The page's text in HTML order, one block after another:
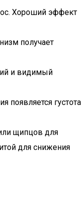
Хороший эффект
получает
и видимый
появляется густота
щипцов для
для снижения